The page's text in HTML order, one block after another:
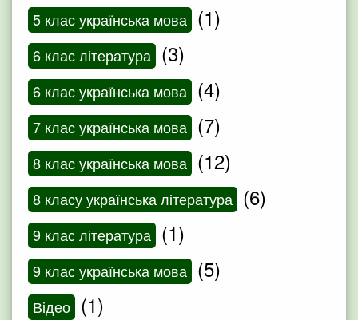
5 клас українська мова (1)
6 клас література (3)
6 клас українська мова (4)
7 клас українська мова (7)
8 клас українська мова (12)
8 класу українська література (6)
9 клас література (1)
9 клас українська мова (5)
Відео (1)